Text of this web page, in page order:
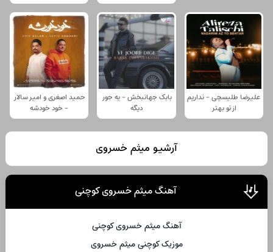
علیرضا طلیسچی - نداریم
از تو بهتر
بابک جهانبخش - یه جور
دیگه
حمید اصغری و امیر سالار
- خود خودشه
آرشیو میثم خسروی
آهنگ میثم خسروی کوچنی
آهنگ میثم خسروی کوچنی
موزیک کوچنی میثم خسروی